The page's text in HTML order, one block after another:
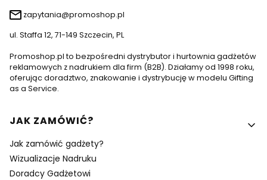
zapytania@promoshop.pl
ul. Staffa 12, 71-149 Szczecin, PL
Promoshop.pl to bezpośredni dystrybutor i hurtownia gadżetów
reklamowych z nadrukiem dla firm (B2B). Działamy od 1998 roku,
oferując doradztwo, znakowanie i dystrybucję w modelu Gifting
as a Service.
Linki w stopce
JAK ZAMÓWIĆ?
Jak zamówić gadżety?
Wizualizacje Nadruku
Doradcy Gadżetowi